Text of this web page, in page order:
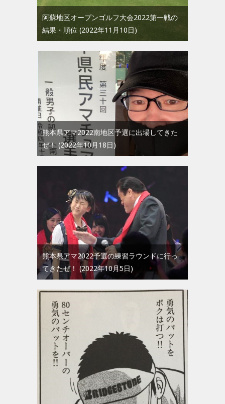
阿蘇地区オープンゴルフ大会2022第一戦の
結果・順位 2022年11月10日
熊本県アマ2022南地区予選に出場してきた
ぜ！ 2022年10月18日
熊本県アマ2022予選の練習ラウンドに行っ
てきたぜ！
2022年10月5日